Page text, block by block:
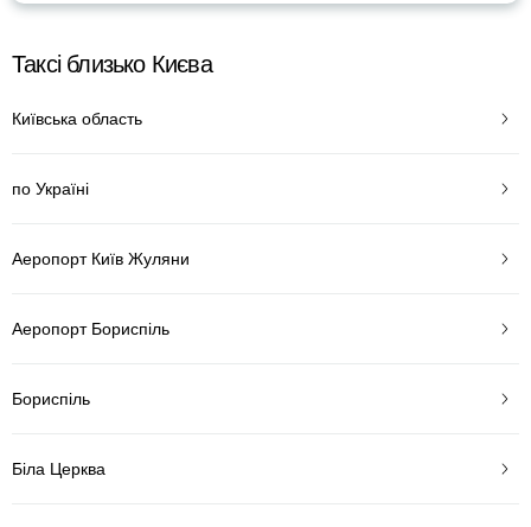
Таксі близько Києва
Київська область
по Україні
Аеропорт Київ Жуляни
Аеропорт Бориспіль
Бориспіль
Біла Церква